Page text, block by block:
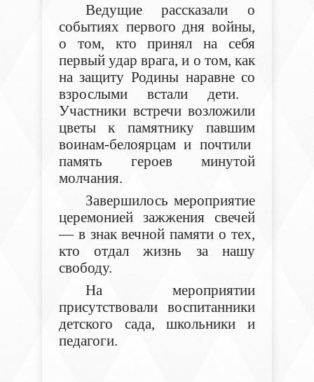
Ведущие рассказали о
событиях первого дня войны,
о том, кто принял на себя
первый удар врага, и о том, как
на защиту Родины наравнесо
взрослыми встали дети.
Участники встречивозложили
цветы к памятникупавшим
воинам-белоярцами почтили
память героев минутой
молчания.
Завершилось мероприятие
церемонией зажжения свечей
— в знак вечной памяти о тех,
кто отдал жизнь за нашу
свободу.
На мероприятии
присутствовали воспитанники
детского сада, школьники и
педагоги.